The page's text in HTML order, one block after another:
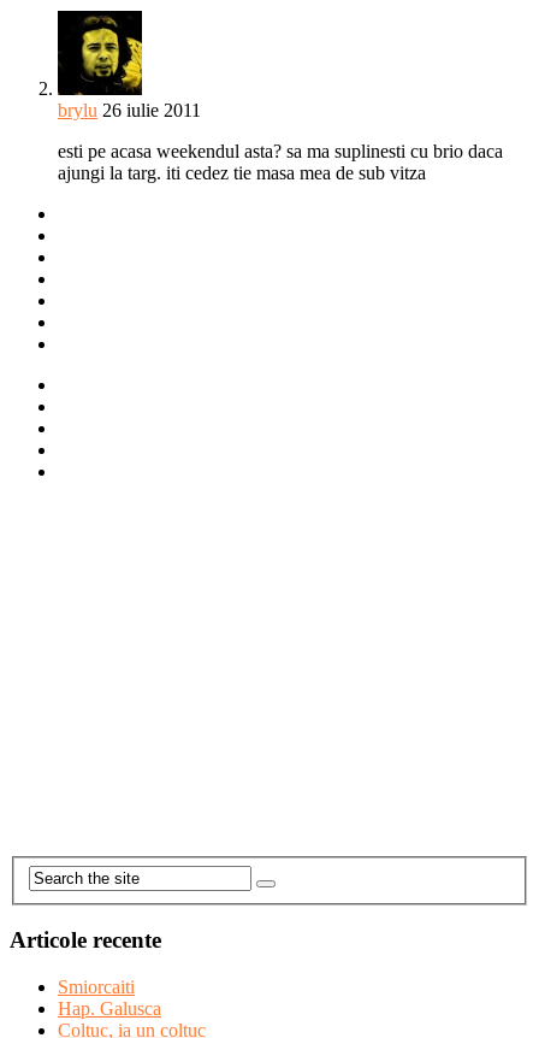
brylu 26 iulie 2011
esti pe acasa weekendul asta? sa ma suplinesti cu brio daca
ajungi la targ. iti cedez tie masa mea de sub vitza
Articole recente
Smiorcaiti
Hap. Galusca
Coltuc, ia un coltuc